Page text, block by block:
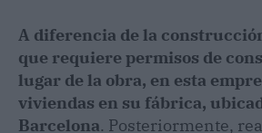
A diferencia de la
que requiere permisos de
lugar de la obra, en esta
viviendas en su fábrica,
Barcelona. Posteriormente,